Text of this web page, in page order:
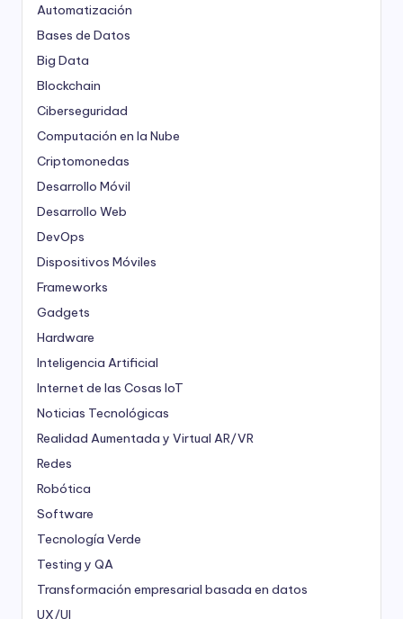
Automatización
Bases de Datos
Big Data
Blockchain
Ciberseguridad
Computación en la Nube
Criptomonedas
Desarrollo Móvil
Desarrollo Web
DevOps
Dispositivos Móviles
Frameworks
Gadgets
Hardware
Inteligencia Artificial
Internet de las Cosas IoT
Noticias Tecnológicas
Realidad Aumentada y Virtual AR/VR
Redes
Robótica
Software
Tecnología Verde
Testing y QA
Transformación empresarial basada en datos
UX/UI